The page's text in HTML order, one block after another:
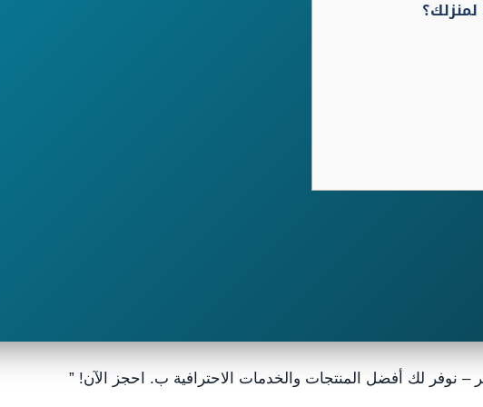
– نوفر لك أفضل المنتجات والخدمات الاحترافية ب. احجز الآن! ”